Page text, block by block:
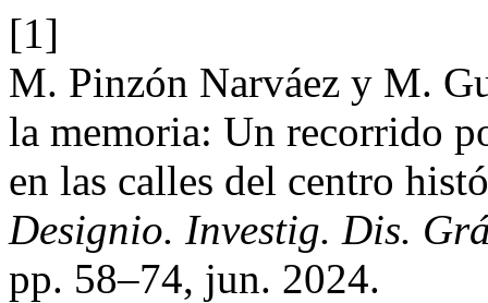
[1]
M. Pinzón Narváez y M.
la memoria: Un recorrido
en las calles del centro
Designio. Investig. Dis.
pp. 58–74, jun. 2024.